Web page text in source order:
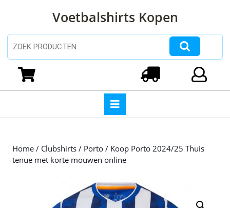
inhoud
Voetbalshirts Kopen
Zoeken naar:
Home / Clubshirts / Porto / Koop Porto 2024/25 Thuis
tenue met korte mouwen online